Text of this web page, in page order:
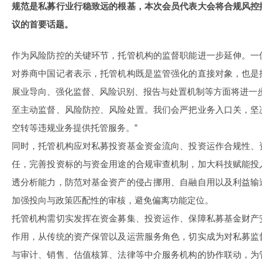
规范是私募行业行稳致远的根基，本次会员代表大会将合规风
议的首要话题。
作为风险防控的关键环节，托管机构的监督职能进一步延伸。
对券商中国记者表示，托管机构既是监管强化的直接对象，也
展业导向、强化监督、风险识别、报告与处置机制等方面将进一
至主动监督、风险防控、风险处置。我们会严把业务入口关，
空转等违规业务提供托管服务。”
同时，托管机构应对私募投资基金资金流向、投资运作合规性
任，完善投资标的与资金用途的合规审查机制，加大科技赋能
透分析能力，防范对基金资产的侵占挪用、自融自用以及利益
加强投向与政策匹配性的审核，避免偏离功能定位。
托管机构需切实发挥在资金募集、投资运作、保障私募基金财
作用，从传统的资产保管以及运营服务角色，切实成为对私募
与审计、销售、估值核算、法律等中介服务机构的协作联动，